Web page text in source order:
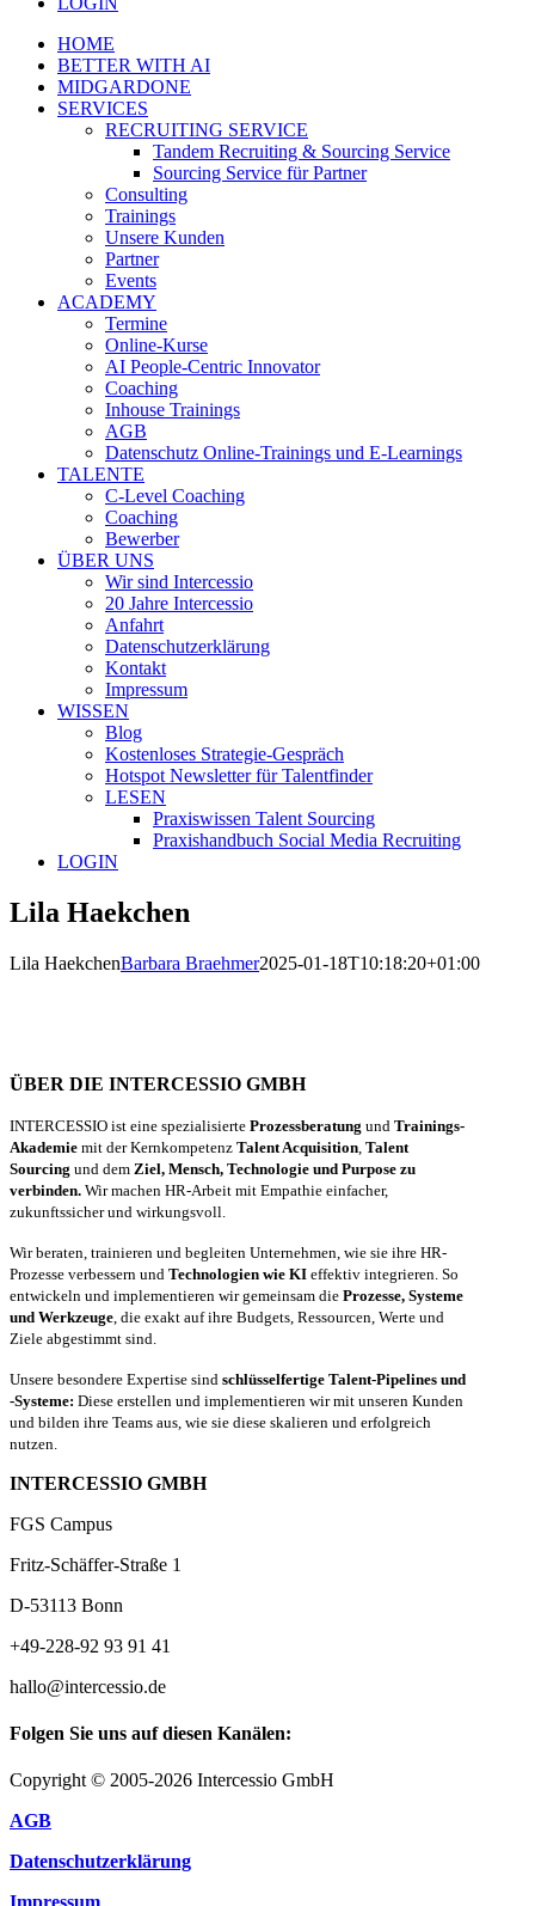
HOME
BETTER WITH AI
MIDGARDONE
SERVICES
RECRUITING SERVICE
Tandem Recruiting & Sourcing Service
Sourcing Service für Partner
Consulting
Trainings
Unsere Kunden
Partner
Events
ACADEMY
Termine
Online-Kurse
AI People-Centric Innovator
Coaching
Inhouse Trainings
AGB
Datenschutz Online-Trainings und E-Learnings
TALENTE
C-Level Coaching
Coaching
Bewerber
ÜBER UNS
Wir sind Intercessio
20 Jahre Intercessio
Anfahrt
Datenschutzerklärung
Kontakt
Impressum
WISSEN
Blog
Kostenloses Strategie-Gespräch
Hotspot Newsletter für Talentfinder
LESEN
Praxiswissen Talent Sourcing
Praxishandbuch Social Media Recruiting
LOGIN
Lila Haekchen
Lila HaekchenBarbara Braehmer2025-01-18T10:18:20+01:00
ÜBER DIE INTERCESSIO GMBH
INTERCESSIO ist eine spezialisierte Prozessberatung und Trainings-
Akademie mit der Kernkompetenz Talent Acquisition Talent
Sourcing und dem Ziel, Mensch, Technologie und Purpose zu
verbinden. Wir machen HR-Arbeit mit Empathie einfacher,
zukunftssicher und wirkungsvoll.
Wir beraten, trainieren und begleiten Unternehmen, wie sie ihre HR-
Prozesse verbessern und Technologien wie KI effektiv integrieren. So
entwickeln und implementieren wir gemeinsam die Prozesse, Systeme
und Werkzeuge , die exakt auf ihre Budgets, Ressourcen, Werte und
Ziele abgestimmt sind.
Unsere besondere Expertise sind schlüsselfertige Talent-Pipelines und
-Systeme: Diese erstellen und implementieren wir mit unseren Kunden
und bilden ihre Teams aus, wie sie diese skalieren und erfolgreich
nutzen.
INTERCESSIO GMBH
FGS Campus
Fritz-Schäffer-Straße 1
D-53113 Bonn
+49-228-92 93 91 41
hallo@intercessio.de
Folgen Sie uns auf diesen Kanälen:
Copyright © 2005-2026 Intercessio GmbH
AGB
Datenschutzerklärung